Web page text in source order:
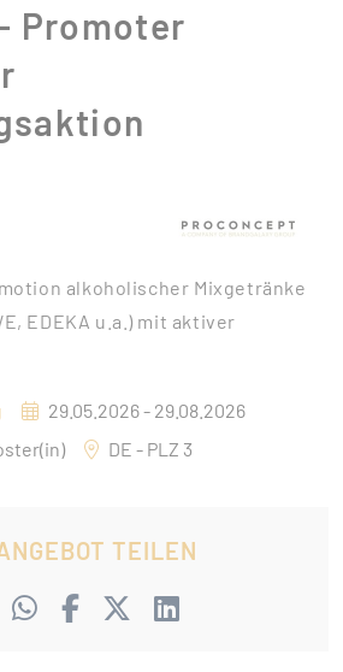
Promoter
alkoholischer Mixgetränke
EDEKA u.a.) mit aktiver
29.05.2026 - 29.08.2026
DE - PLZ 3
TEILEN